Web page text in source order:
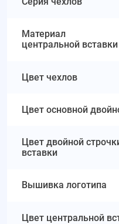
Материал
центральной вставки
Цвет чехлов
Цвет основной
Цвет двойной
вставки
Вышивка логотипа
Цвет центральной